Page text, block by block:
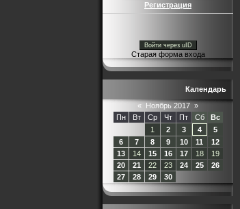
Регистрация
Войти через uID
Старая форма входа
Календарь
« Ноябрь 2017 »
Пн
Вт Ср Чт Пт Сб
Вс
1
2 3 4
5
6
7 8 9 10 11
12
13
14 15 16 17 18
19
20
21 22 23 24 25
26
27
28 29 30